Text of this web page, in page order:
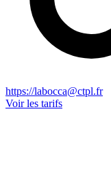
https://labocca@ctpl.fr
Voir les tarifs